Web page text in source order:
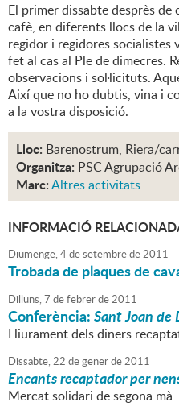
El primer dissabte desprès
cafè, en diferents llocs de la
regidor i regidores socialistes
fet al cas al Ple de dimecres.
observacions i sol·licituts.
Així que no ho dubtis, vina i
a la vostra disposició.
Lloc: Barenostrum, Riera/
Organitza: PSC Agrupació
Marc:Altres activitats
INFORMACIÓ
Diumenge,4desetembrede2011
Trobada de plaques de
Dilluns,7 defebrerde2011
Conferència:Sant Joan
Lliurament dels diners
Dissabte,22 degenerde2011
Encants recaptador per
Mercat solidari de segona mà